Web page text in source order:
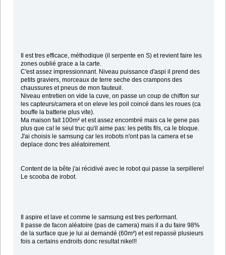
Il est tres efficace, méthodique (il serpente en S) et revient faire les
zones oublié grace a la carte.
C'est assez impressionnant. Niveau puissance d'aspi il prend des
petits graviers, morceaux de terre seche des crampons des
chaussures et pneus de mon fauteuil.
Niveau entretien on vide la cuve, on passe un coup de chiffon sur
les capteurs/camera et on eleve les poil coincé dans les roues (ca
bouffe la batterie plus vite).
Ma maison fait 100m² et est assez encombré mais ca le gene pas
plus que ca! le seul truc qu'il aime pas: les petits fils, ca le bloque.
J'ai choisis le samsung car les irobots n'ont pas la camera et se
deplace donc tres aléatoirement.
Content de la bête j'ai récidivé avec le robot qui passe la serpillere!
Le scooba de irobot.
Il aspire et lave et comme le samsung est tres performant.
Il passe de facon aléatoire (pas de camera) mais il a du faire 98%
de la surface que je lui ai demandé (60m²) et est repassé plusieurs
fois a certains endroits donc resultat nikel!!